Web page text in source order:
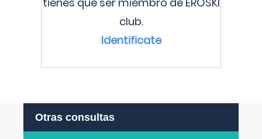
club.
Identificate
Otras consultas